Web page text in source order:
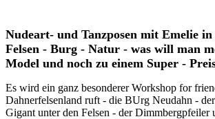
Nudeart- und Tanzposen mit Emelie
Felsen - Burg - Natur - was will man
Model und noch zu einem Super -
Es wird ein ganz besonderer Workshop for
Dahnerfelsenland ruft - die BUrg Neudahn -
Gigant unter den Felsen - der Dimmbergpfeiler